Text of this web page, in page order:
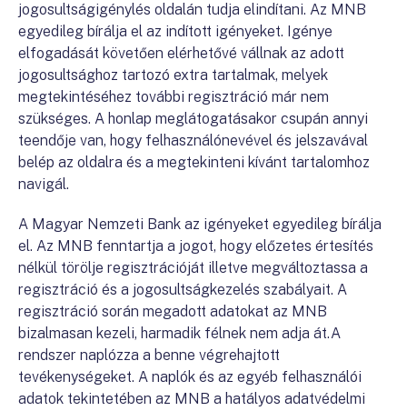
jogosultságigénylés oldalán tudja elindítani. Az MNB
egyedileg bírálja el az indított igényeket. Igénye
elfogadását követően elérhetővé vállnak az adott
jogosultsághoz tartozó extra tartalmak, melyek
megtekintéséhez további regisztráció már nem
szükséges. A honlap meglátogatásakor csupán annyi
teendője van, hogy felhasználónevével és jelszavával
belép az oldalra és a megtekinteni kívánt tartalomhoz
navigál.
A Magyar Nemzeti Bank az igényeket egyedileg bírálja
el. Az MNB fenntartja a jogot, hogy előzetes értesítés
nélkül törölje regisztrációját illetve megváltoztassa a
regisztráció és a jogosultságkezelés szabályait. A
regisztráció során megadott adatokat az MNB
bizalmasan kezeli, harmadik félnek nem adja át.A
rendszer naplózza a benne végrehajtott
tevékenységeket. A naplók és az egyéb felhasználói
adatok tekintetében az MNB a hatályos adatvédelmi